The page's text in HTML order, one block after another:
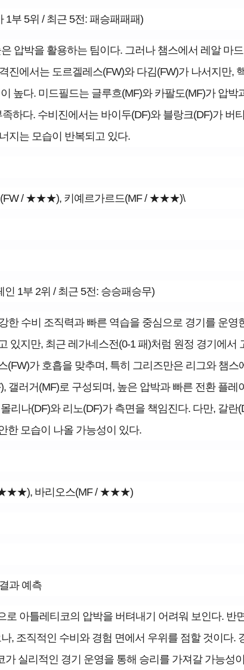
1부 5위 / 최근 5전: 패승패패패)
압박을 활용하는 팀이다. 그러나 챔스에서 레알 마
진에서는 도르겔레스(FW)와 다김(FW)가 나서지만,
높다. 미드필드는 글루흐(MF)와 카팔도(MF)가 압박
하다. 수비진에서는 바이두(DF)와 블랑크(DF)가 버
지는 모습이 반복되고 있다.
(FW / ★★★), 키예르가르드(MF / ★★★)\
1부 2위 / 최근 5전: 승승패승무)
한 수비 조직력과 빠른 역습을 중심으로 경기를 운영
있지만, 최근 레가네스전(0-1 패)처럼 원정 경기에서
가 호흡을 맞추며, 특히 그리즈만은 리그와 챔스
갤러거(MF)로 구성되며, 높은 압박과 빠른 전환 플레
리나(DF)와 리노(DF)가 측면을 책임진다. 다만, 갈란
한 모습이 나올 가능성이 있다.
★★★), 바리오스(MF / ★★★)
과 예측
아틀레티코의 압박을 버텨내기 어려워 보인다. 반
, 조직적인 수비와 경험 면에서 우위를 점할 것이다.
실리적인 경기 운영을 통해 승리를 가져갈 가능성